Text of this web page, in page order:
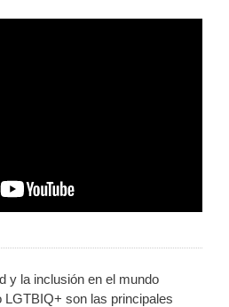
y la inclusión en el mundo
son las principales